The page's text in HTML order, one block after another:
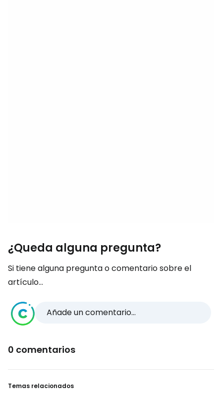
¿Queda alguna pregunta?
Si tiene alguna pregunta o comentario sobre el
artículo...
Añade un comentario...
0 comentarios
Temas relacionados